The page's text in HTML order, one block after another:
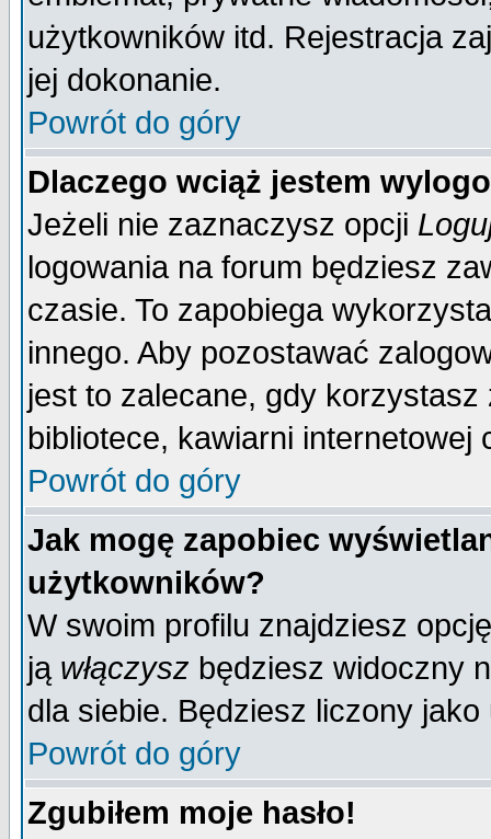
użytkowników itd. Rejestracja
jej dokonanie.
Powrót do góry
Dlaczego wciąż jestem
Jeżeli nie zaznaczysz opcji
logowania na forum będziesz
czasie. To zapobiega
innego. Aby pozostawać
jest to zalecane, gdy
bibliotece, kawiarni internetowej
Powrót do góry
Jak mogę zapobiec
użytkowników?
W swoim profilu znajdziesz
ją włączysz będziesz widoczny
dla siebie. Będziesz liczony
Powrót do góry
Zgubiłem moje hasło!